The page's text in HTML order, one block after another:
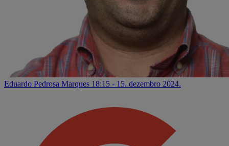
Eduardo Pedrosa Marques 18:15 - 15. dezembro 2024.